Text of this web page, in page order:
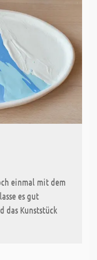
einmal mit dem
es gut
das Kunststück